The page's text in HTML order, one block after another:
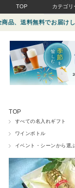
TOP カテゴリ
イベ
贈る
価格
フォ
送料無料でお届けします
TOP
すべての名入れギフト
ワインボトル
イベント・シーンから選